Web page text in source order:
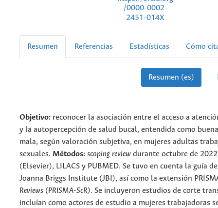
/0000-0002-
2451-014X
Resumen Referencias Estadísticas Cómo
Resumen (es)
Objetivo: reconocer la asociación entre el acceso a
y la autopercepción de salud bucal, entendida como
mala, según valoración subjetiva, en mujeres adultas
sexuales. Métodos: scoping review durante octubre de 2022
(Elsevier), LILACS y PUBMED. Se tuvo en cuenta la guía
Joanna Briggs Institute (JBI), así como la extensión
Reviews (PRISMA-ScR). Se incluyeron estudios de corte
incluían como actores de estudio a mujeres trabajadoras